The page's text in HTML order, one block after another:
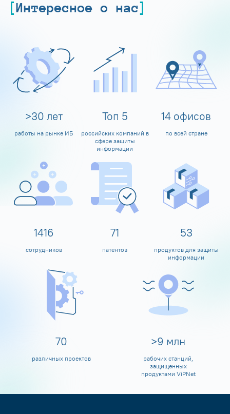
Интересное о нас
>30 лет
работы на рынке ИБ
Топ 5
российских компаний в
сфере защиты
информации
14 офисов
по всей стране
1595
сотрудников
80
патентов
60
продуктов для защиты
информации
80
различных проектов
>10 млн
рабочих станций,
защищенных
продуктами ViPNet